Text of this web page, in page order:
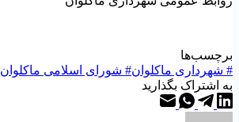
برچسب‌ها
# شهرداری ماکلوان# شورای اسلامی ماکلوان
به اشتراک بگذارید